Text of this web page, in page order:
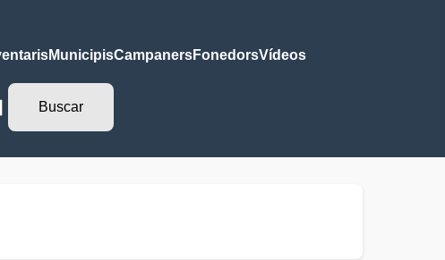
MunicipisCampanersFonedorsVídeos